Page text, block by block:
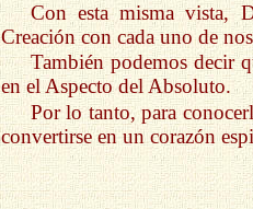
Con esta misma vista,
Creación con cada uno de
También podemos decir
en el Aspecto del Absoluto.
Por lo tanto, para
convertirse en un corazón